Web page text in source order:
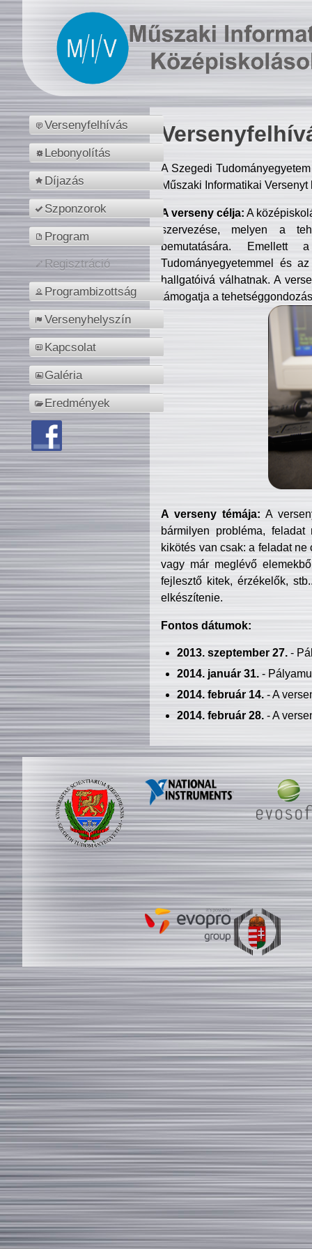
Versenyfelhívás
Lebonyolítás
Díjazás
Szponzorok
Program
Regisztráció
Programbizottság
Versenyhelyszín
Kapcsolat
Galéria
Eredmények
A Szegedi
Műszaki Informatikai
A verseny célja: A
szervezése, melyen a
bemutatására. Emellett
Tudományegyetemmel és
hallgatóivá válhatnak. A
támogatja a
A verseny témája: A
bármilyen probléma, feladat
kikötés van csak: a feladat
vagy már meglévő
fejlesztő kitek, érzékelők,
elkészítenie.
Fontos dátumok:
2013. szeptember 27.-
2014. január 31.-
2014. február 14.- A
2014. február 28.- A